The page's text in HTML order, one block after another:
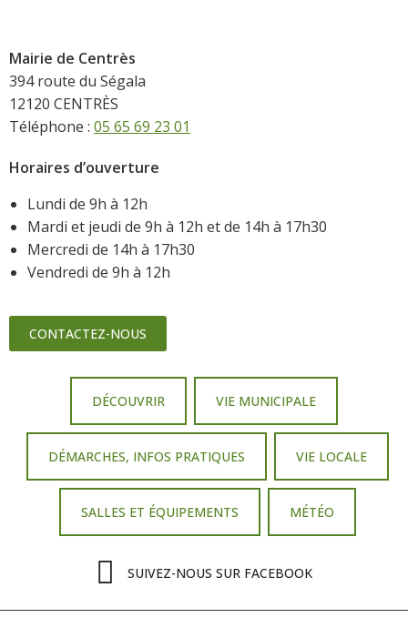
Mairie de Centrès
394 route du Ségala
12120 CENTRÈS
Téléphone : 05 65 69 23 01
Horaires d’ouverture
Lundi de 9h à 12h
Mardi et jeudi de 9h à 12h et de 14h à 17h30
Mercredi de 14h à 17h30
Vendredi de 9h à 12h
CONTACTEZ-NOUS
DÉCOUVRIR VIE MUNICIPALE
DÉMARCHES, INFOS PRATIQUES VIE LOCALE
SALLES ET ÉQUIPEMENTS MÉTÉO
SUIVEZ-NOUS SUR FACEBOOK